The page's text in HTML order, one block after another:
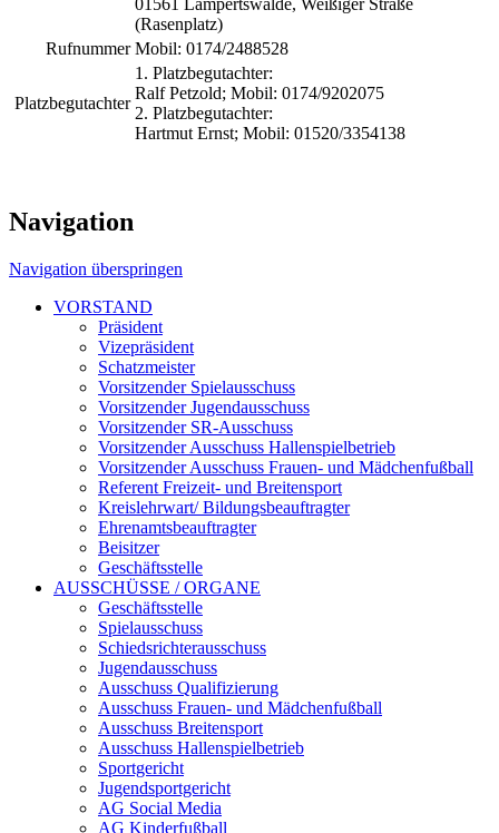
(Rasenplatz)
Rufnummer Mobil: 0174/2488528
Platzbegutachter
1. Platzbegutachter:
Ralf Petzold; Mobil: 0174/9202075
2. Platzbegutachter:
Hartmut Ernst; Mobil: 01520/3354138
Navigation
Navigation überspringen
VORSTAND
Präsident
Vizepräsident
Schatzmeister
Vorsitzender Spielausschuss
Vorsitzender Jugendausschuss
Vorsitzender SR-Ausschuss
Vorsitzender Ausschuss Hallenspielbetrieb
Vorsitzender Ausschuss Frauen- und Mädchenfußball
Referent Freizeit- und Breitensport
Kreislehrwart/ Bildungsbeauftragter
Ehrenamtsbeauftragter
Beisitzer
Geschäftsstelle
AUSSCHÜSSE / ORGANE
Geschäftsstelle
Spielausschuss
Schiedsrichterausschuss
Jugendausschuss
Ausschuss Qualifizierung
Ausschuss Frauen- und Mädchenfußball
Ausschuss Breitensport
Ausschuss Hallenspielbetrieb
Sportgericht
Jugendsportgericht
AG Social Media
AG Kinderfußball